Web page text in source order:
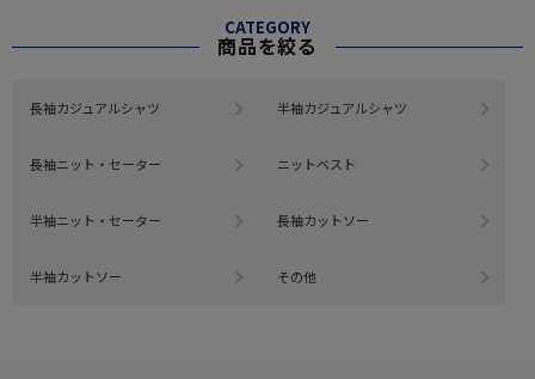
CATEGORY
商品を絞る
長袖カジュアルシャツ 半袖カジュアルシャツ
長袖ニット・セーター ニットベスト
半袖ニット・セーター 長袖カットソー
半袖カットソー その他